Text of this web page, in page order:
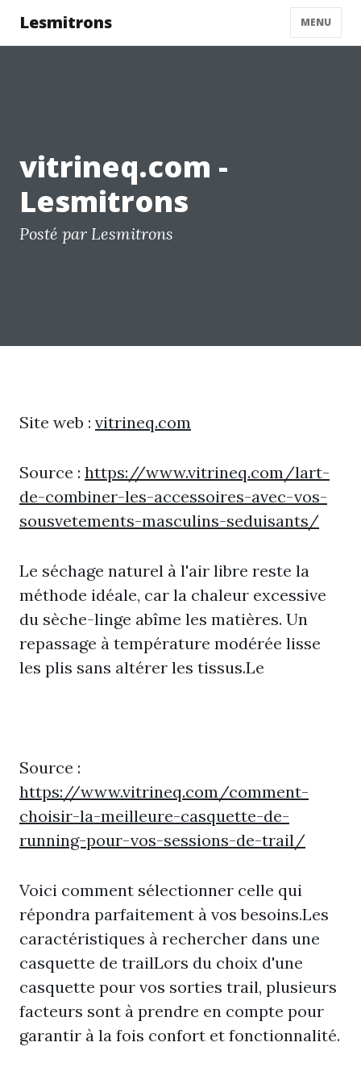
Lesmitrons MENU
vitrineq.com -
Lesmitrons
Posté par Lesmitrons
Site web : vitrineq.com
Source : https://www.vitrineq.com/lart-
de-combiner-les-accessoires-avec-vos-
sousvetements-masculins-seduisants/
Le séchage naturel à l'air libre reste la
méthode idéale, car la chaleur excessive
du sèche-linge abîme les matières. Un
repassage à température modérée lisse
les plis sans altérer les tissus.Le
Source :
https://www.vitrineq.com/comment-
choisir-la-meilleure-casquette-de-
running-pour-vos-sessions-de-trail/
Voici comment sélectionner celle qui
répondra parfaitement à vos besoins.Les
caractéristiques à rechercher dans une
casquette de trailLors du choix d'une
casquette pour vos sorties trail, plusieurs
facteurs sont à prendre en compte pour
garantir à la fois confort et fonctionnalité.